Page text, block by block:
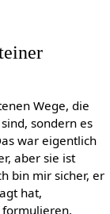
Wege, die
sondern es
war eigentlich
aber sie ist
bin mir sicher, er
hat,